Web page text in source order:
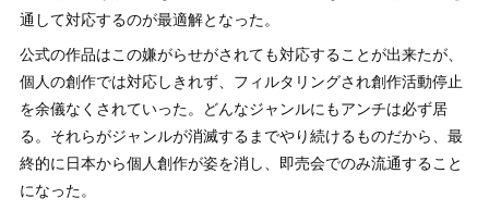
通して対応するのが最適解となった。
公式の作品はこの嫌がらせがされても対応することが出来たが、
個人の創作では対応しきれず、フィルタリングされ創作活動停止
を余儀なくされていった。どんなジャンルにもアンチは必ず居
る。それらがジャンルが消滅するまでやり続けるものだから、最
終的に日本から個人創作が姿を消し、即売会でのみ流通すること
になった。